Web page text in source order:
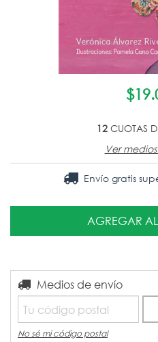
12CUOTAS
Ver
Envío gratis
Entregas para el CP:
Medios de envío
No sé mi código postal